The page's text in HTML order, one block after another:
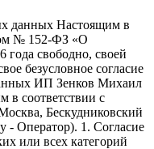
данных Настоящим в
№ 152-ФЗ «О
года свободно, своей
безусловное согласие
ИП Зенков Михаил
в соответствии с
Бескудниковский
- Оператор). 1. Согласие
или всех категорий